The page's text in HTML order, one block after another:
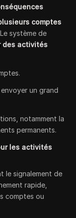
comptes
système de
des activités
un grand
notamment la
permanents.
les activités
le signalement de
rapide,
comptes ou